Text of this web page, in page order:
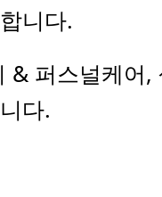
니다.
& 퍼스널케어
다.